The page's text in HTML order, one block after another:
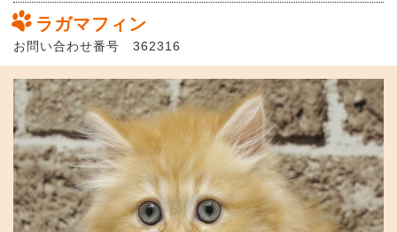
ラガマフィン
お問い合わせ番号 362316